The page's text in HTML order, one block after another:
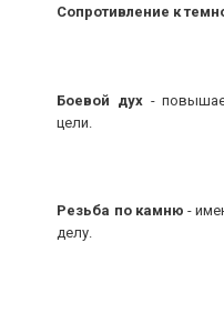
Сопротивление к
Боевой дух -
цели.
Резьба по камню -
делу.